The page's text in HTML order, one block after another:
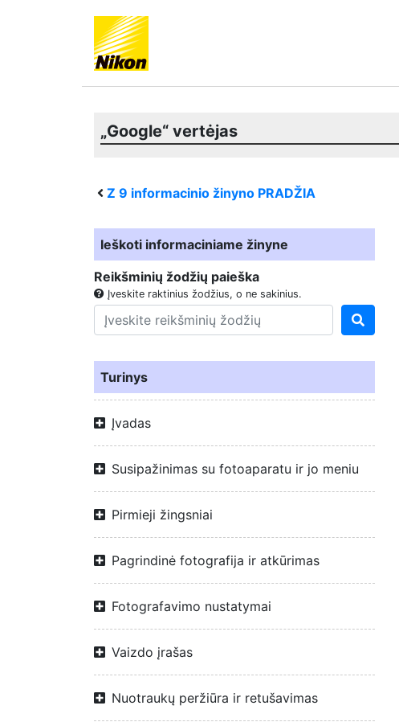
„Google“ vertėjas
Z 9 informacinio žinyno PRADŽIA
Ieškoti informaciniame žinyne
Reikšminių žodžių paieška
Įveskite raktinius žodžius, o ne sakinius.
Turinys
Įvadas
Susipažinimas su fotoaparatu ir jo meniu
Pirmieji žingsniai
Pagrindinė fotografija ir atkūrimas
Fotografavimo nustatymai
Vaizdo įrašas
Nuotraukų peržiūra ir retušavimas